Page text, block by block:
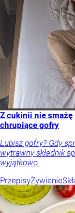
Z cukinii nie
chrupiące gofry
Lubisz gofry? Gdy
wytrawny składnik
wyjątkowo.
PrzepisyŻywienie